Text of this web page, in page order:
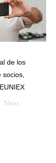
de los
Next